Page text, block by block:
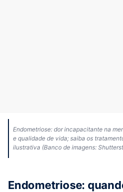
Endometriose: dor incapacitante na
e qualidade de vida; saiba os
ilustrativa (Banco de imagens:
Endometriose: